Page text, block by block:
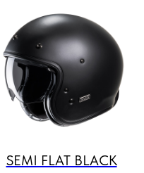
SEMI FLAT BLACK